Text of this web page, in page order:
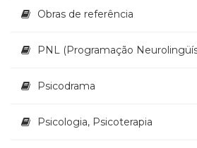
Obras de referência
PNL (Programação
Psicodrama
Psicologia, Psicoterapia